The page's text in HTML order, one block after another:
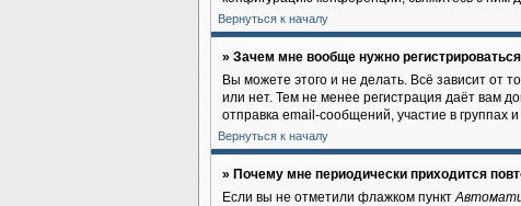
Вернуться к началу
» Зачем мне вообще нужно
Вы можете этого и не делать. Всё зависит от
или нет. Тем не менее регистрация даёт вам
отправка email-сообщений, участие в группах
Вернуться к началу
» Почему мне периодически приходится
Если вы не отметили флажком пункт